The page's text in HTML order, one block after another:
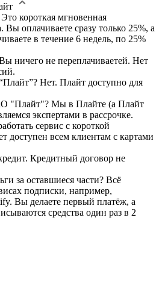
Это короткая мгновенная
Вы оплачиваете сразу только 25%, а
в течение 6 недель, по 25%
ничего не переплачиваетей. Нет
Нет. Плайт доступно для
"Плайт"? Мы в Плайте (а Плайт
экспертами в рассрочке.
сервис с короткой
доступен всем клиентам с картами
Кредитный договор не
за оставшиеся части? Всё
подписки, например,
Вы делаете первый платёж, а
средства один раз в 2